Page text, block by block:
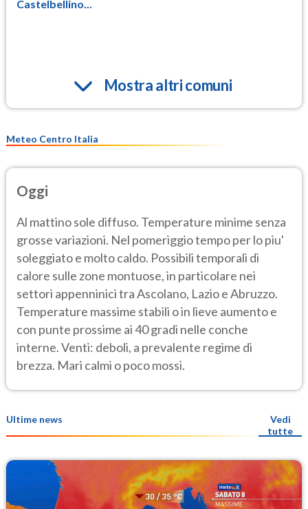
Castelbellino...
Mostra altri comuni
Meteo Centro Italia
Oggi
Al mattino sole diffuso. Temperature minime senza
grosse variazioni. Nel pomeriggio tempo per lo piu'
soleggiato e molto caldo. Possibili temporali di
calore sulle zone montuose, in particolare nei
settori appenninici tra Ascolano, Lazio e Abruzzo.
Temperature massime stabili o in lieve aumento e
con punte prossime ai 40 gradi nelle conche
interne. Venti: deboli, a prevalente regime di
brezza. Mari calmi o poco mossi.
Ultime news
Vedi
tutte